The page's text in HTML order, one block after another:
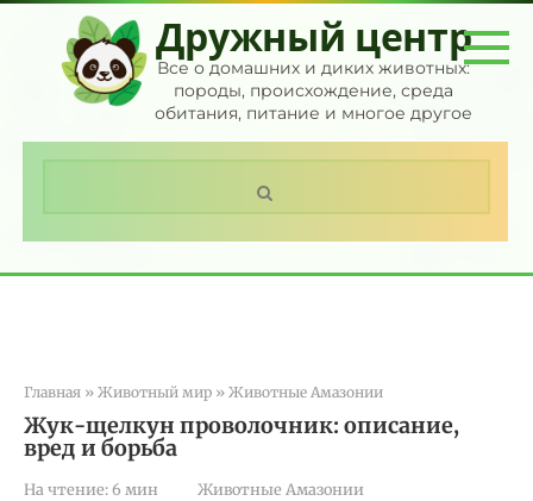
Перейти
контенту
Дружный центр
Все о домашних и диких животных:
породы, происхождение, среда
обитания, питание и многое другое
Главная » Животный мир » Животные Амазонии
Жук-щелкун проволочник: описание,
вред и борьба
На чтение:6 мин Животные Амазонии